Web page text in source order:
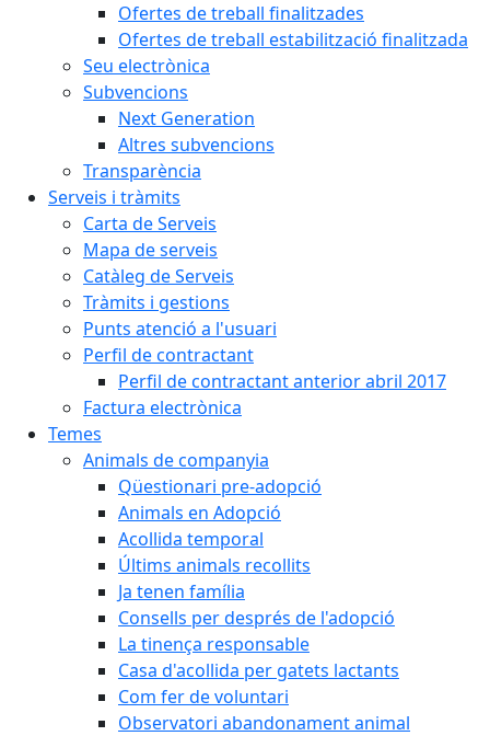
Ofertes de treball finalitzades
Ofertes de treball estabilització finalitzada
Seu electrònica
Subvencions
Next Generation
Altres subvencions
Transparència
Serveis i tràmits
Carta de Serveis
Mapa de serveis
Catàleg de Serveis
Tràmits i gestions
Punts atenció a l'usuari
Perfil de contractant
Perfil de contractant anterior abril 2017
Factura electrònica
Temes
Animals de companyia
Qüestionari pre-adopció
Animals en Adopció
Acollida temporal
Últims animals recollits
Ja tenen família
Consells per després de l'adopció
La tinença responsable
Casa d'acollida per gatets lactants
Com fer de voluntari
Observatori abandonament animal